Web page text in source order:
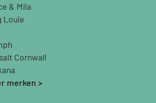
& Mila
Louie
Cornwall
merken >